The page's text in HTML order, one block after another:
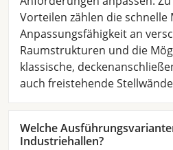
Vorteilen zählen die schnelle
Anpassungsfähigkeit an
Raumstrukturen und die
klassische,
auch freistehende
Welche
Industriehallen?